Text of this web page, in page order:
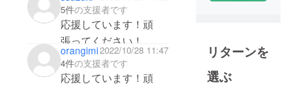
5件の支援者です
応援しています！頑
張ってください！
orangimi2022/10/28 11:47
4件の支援者です
応援しています！頑
わの空き家
を活用する
移住者さん
リターンを
選ぶ